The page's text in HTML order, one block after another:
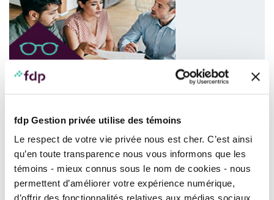
fdp Gestion privée utilise des témoins
Le respect de votre vie privée nous est cher. C’est ainsi
qu’en toute transparence nous vous informons que les
témoins - mieux connus sous le nom de cookies - nous
permettent d’améliorer votre expérience numérique,
d’offrir des fonctionnalités relatives aux médias sociaux
Le conseil, une valeur sûre et recherchée!